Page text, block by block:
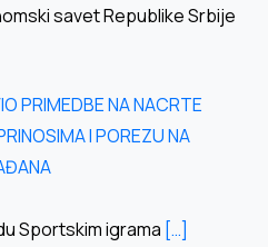
savet Republike Srbije
PRIMEDBE NA NACRTE
I POREZU NA
Sportskim igrama […]